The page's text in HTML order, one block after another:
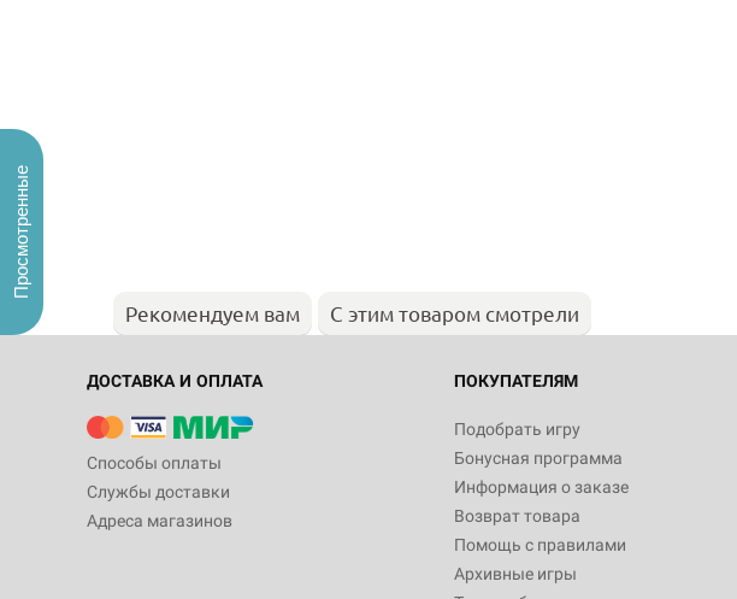
Рекомендуем вам С этим товаром смотрели
ДОСТАВКА И ОПЛАТА
Способы оплаты
Службы доставки
Адреса магазинов
ПОКУПАТЕЛЯМ
Подобрать игру
Бонусная программа
Информация о заказе
Возврат товара
Помощь с правилами
Архивные игры
Просмотренные